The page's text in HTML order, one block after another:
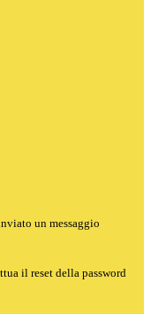
un messaggio
il reset della password